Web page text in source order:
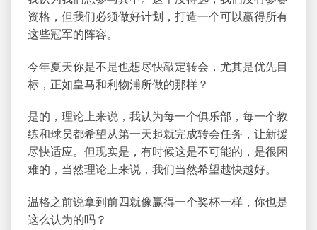
资格，但我们必须做好计划，打造一个可以赢得所有
这些冠军的阵容。
今年夏天你是不是也想尽快敲定转会，尤其是优先目
标，正如皇马和利物浦所做的那样？
是的，理论上来说，我认为每一个俱乐部，每一个教
练和球员都希望从第一天起就完成转会任务，让新援
尽快适应。但现实是，有时候这是不可能的，是很困
难的，当然理论上来说，我们当然希望越快越好。
温格之前说拿到前四就像赢得一个奖杯一样，你也是
这么认为的吗？